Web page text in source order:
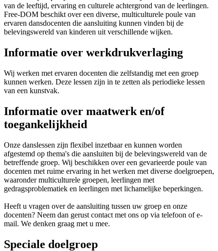
van de leeftijd, ervaring en culturele achtergrond van de leerlingen.
Free-DOM beschikt over een diverse, multiculturele poule van
ervaren dansdocenten die aansluiting kunnen vinden bij de
belevingswereld van kinderen uit verschillende wijken.
Informatie over werkdrukverlaging
Wij werken met ervaren docenten die zelfstandig met een groep
kunnen werken. Deze lessen zijn in te zetten als periodieke lessen
van een kunstvak.
Informatie over maatwerk en/of
toegankelijkheid
Onze danslessen zijn flexibel inzetbaar en kunnen worden
afgestemd op thema's die aansluiten bij de belevingswereld van de
betreffende groep. Wij beschikken over een gevarieerde poule van
docenten met ruime ervaring in het werken met diverse doelgroepen,
waaronder multiculturele groepen, leerlingen met
gedragsproblematiek en leerlingen met lichamelijke beperkingen.
Heeft u vragen over de aansluiting tussen uw groep en onze
docenten? Neem dan gerust contact met ons op via telefoon of e-
mail. We denken graag met u mee.
Speciale doelgroep